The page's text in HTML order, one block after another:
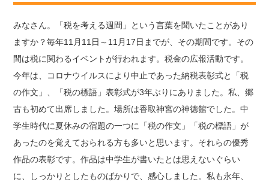
みなさん。「税を考える週間」という言葉を聞いたことがあり
ますか？毎年11月11日～11月17日までが、その期間です。その
間は税に関わるイベントが行われます。税金の広報活動です。
今年は、コロナウイルスにより中止であった納税表彰式と「税
の作文」、「税の標語」表彰式が3年ぶりにありました。私、郷
古も初めて出席しました。場所は香取神宮の神徳館でした。中
学生時代に夏休みの宿題の一つに「税の作文」「税の標語」が
あったのを覚えておられる方も多いと思います。それらの優秀
作品の表彰です。作品は中学生が書いたとは思えないぐらい
に、しっかりとしたものばかりで、感心しました。私も永年、